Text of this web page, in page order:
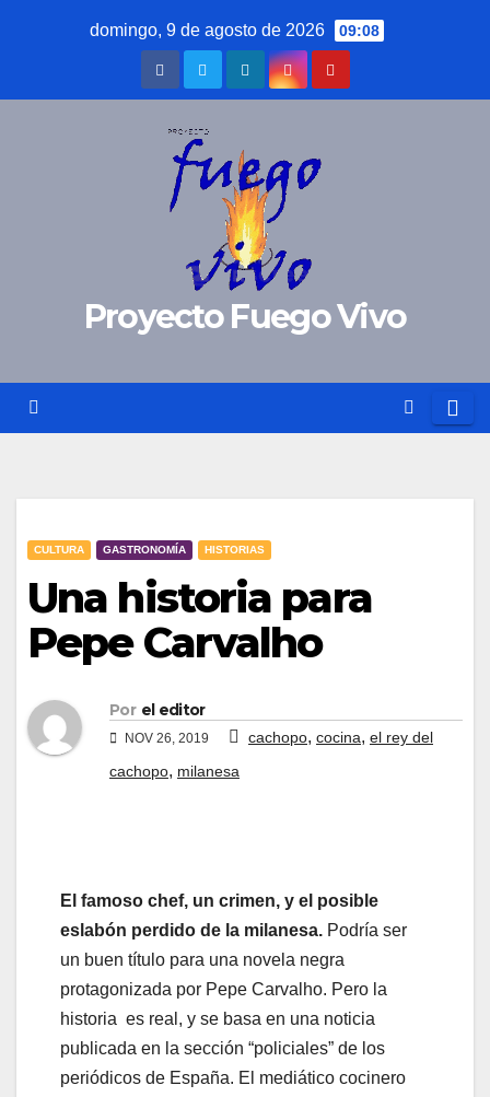
domingo, 9 de agosto de 2026 09:08
Proyecto Fuego Vivo
CULTURA GASTRONOMÍA HISTORIAS
Una historia para
Pepe Carvalho
Por el editor
NOV 26, 2019 cachopo, cocina, el rey del
cachopo, milanesa
El famoso chef, un crimen, y el posible
eslabón perdido de la milanesa. Podría ser
un buen título para una novela negra
protagonizada por Pepe Carvalho. Pero la
historia es real, y se basa en una noticia
publicada en la sección “policiales” de los
periódicos de España. El mediático cocinero